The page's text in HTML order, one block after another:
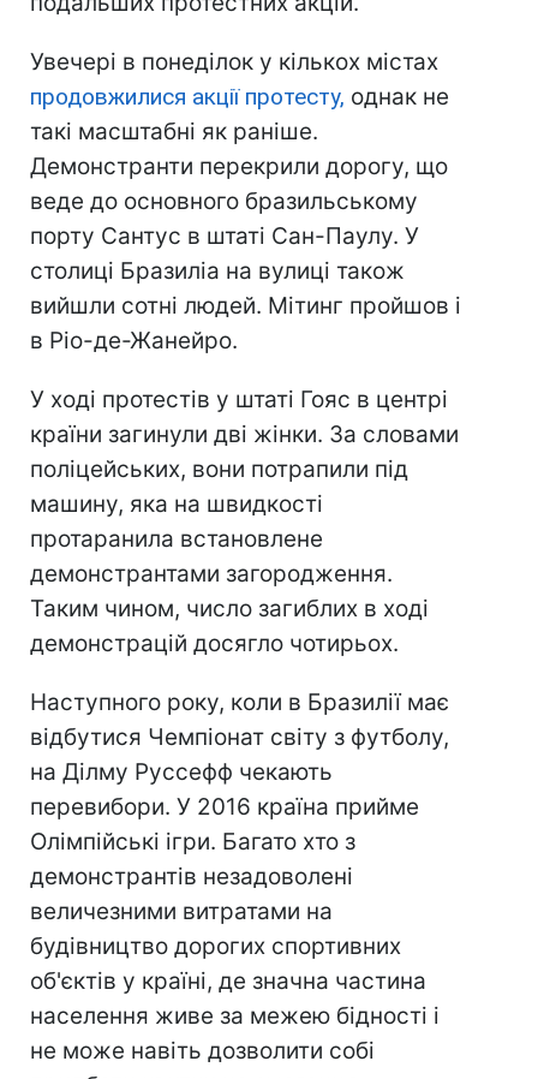
Увечері в понеділок у кількох містах
продовжилися акції протесту, однак не
такі масштабні як раніше.
Демонстранти перекрили дорогу, що
веде до основного бразильському
порту Сантус в штаті Сан-Паулу. У
столиці Бразиліа на вулиці також
вийшли сотні людей. Мітинг пройшов і
в Ріо-де-Жанейро.
У ході протестів у штаті Гояс в центрі
країни загинули дві жінки. За словами
поліцейських, вони потрапили під
машину, яка на швидкості
протаранила встановлене
демонстрантами загородження.
Таким чином, число загиблих в ході
демонстрацій досягло чотирьох.
Наступного року, коли в Бразилії має
відбутися Чемпіонат світу з футболу,
на Ділму Руссефф чекають
перевибори. У 2016 країна прийме
Олімпійські ігри. Багато хто з
демонстрантів незадоволені
величезними витратами на
будівництво дорогих спортивних
об'єктів у країні, де значна частина
населення живе за межею бідності і
не може навіть дозволити собі